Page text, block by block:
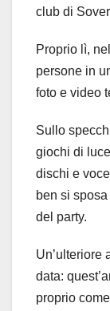
club di
Proprio lì,
persone in
foto e video
Sullo
giochi di
dischi e
ben si
del party.
Un’ulteriore
data:
proprio